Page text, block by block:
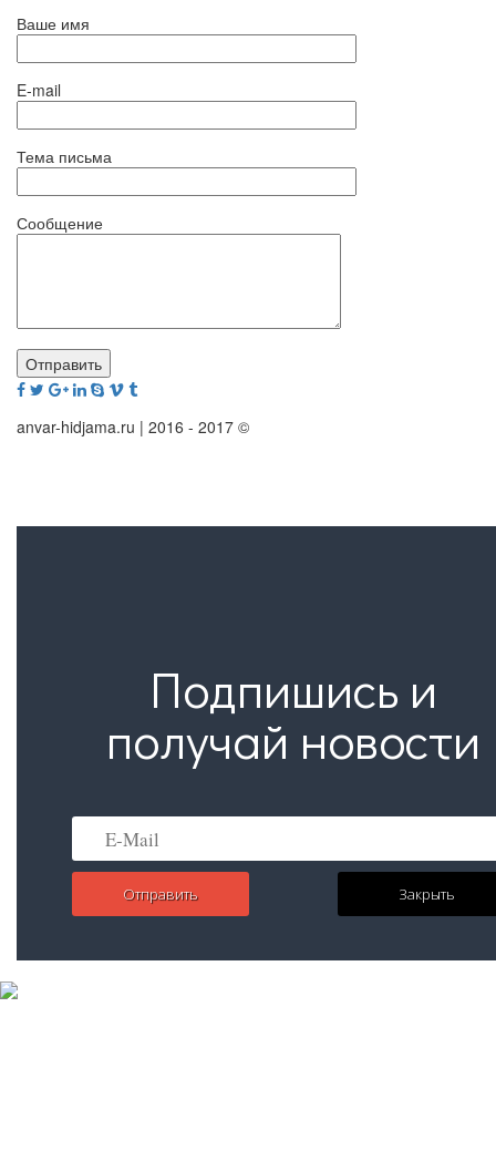
Ваше имя
E-mail
Тема письма
Сообщение
anvar-hidjama.ru | 2016 - 2017 ©
Подпишись и
получай новости